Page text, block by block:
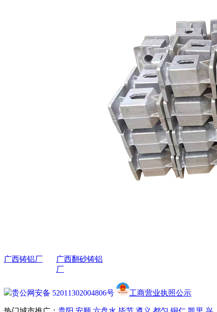
广西铸铝厂
广西翻砂铸铝
厂
产品中心
广西机械铸造
广西铸铁加工 广
西铸铝加工 广西铸铜加工
新闻动态
公司新闻 常见问题
联系我们
网站地图
XML
联络方式
蒋女士：13312243676
兰女士：13985194326
蒋先生：13984832596
地址：贵州省贵阳市白云区艳
山红镇尖坡幼儿园旁
贵公网安备 52011302004806号 工商营业执照公示